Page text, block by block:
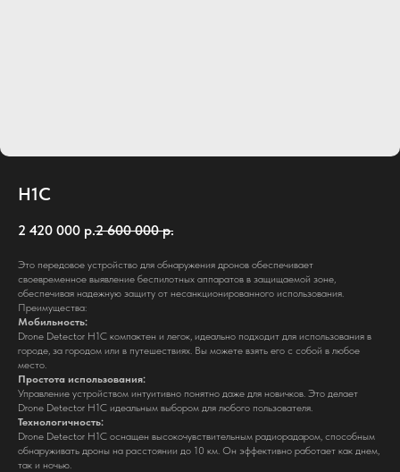
H1C
2 420 000 р.2 600 000 р.
Это передовое устройство для обнаружения дронов обеспечивает
своевременное выявление беспилотных аппаратов в защищаемой зоне,
обеспечивая надежную защиту от несанкционированного использования.
Преимущества:
Мобильность:
Drone Detector H1C компактен и легок, идеально подходит для использования в
городе, за городом или в путешествиях. Вы можете взять его с собой в любое
место.
Простота использования:
Управление устройством интуитивно понятно даже для новичков. Это делает
Drone Detector H1C идеальным выбором для любого пользователя.
Технологичность:
Drone Detector H1C оснащен высокочувствительным радиорадаром, способным
обнаруживать дроны на расстоянии до 10 км. Он эффективно работает как днем,
так и ночью.